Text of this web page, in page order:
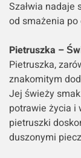
Szałwia nadaje
od smażenia
Pietruszka –
Pietruszka,
znakomitym
Jej świeży
potrawie życia i
pietruszki
duszonymi